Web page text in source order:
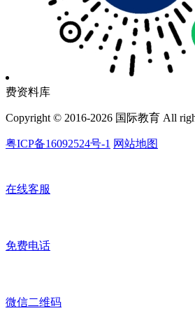
费资料库
Copyright © 2016-2026 国际教育 All
粤ICP备16092524号-1 网站地图
在线客服
免费电话
微信二维码